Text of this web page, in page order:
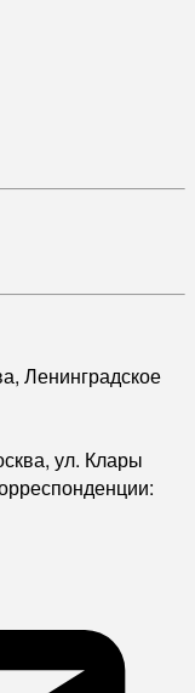
Ленинградское
ул. Клары